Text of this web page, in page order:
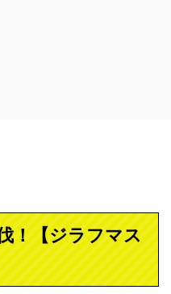
！【ジラフマス